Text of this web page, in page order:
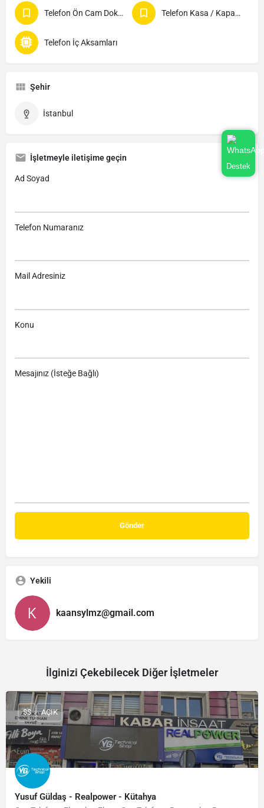
Telefon Ön Cam Dokunmatik Telefon Kasa / Kapakları
Telefon İç Aksamları
Şehir
İstanbul
İşletmeyle iletişime geçin
Ad Soyad
Telefon Numaranız
Mail Adresiniz
Konu
Mesajınız (İsteğe Bağlı)
Yekili
kaansylmz@gmail.com
İlginizi Çekebilecek Diğer İşletmeler
Yusuf Güldaş - Realpower - Kütahya
$$ AÇIK
Destek